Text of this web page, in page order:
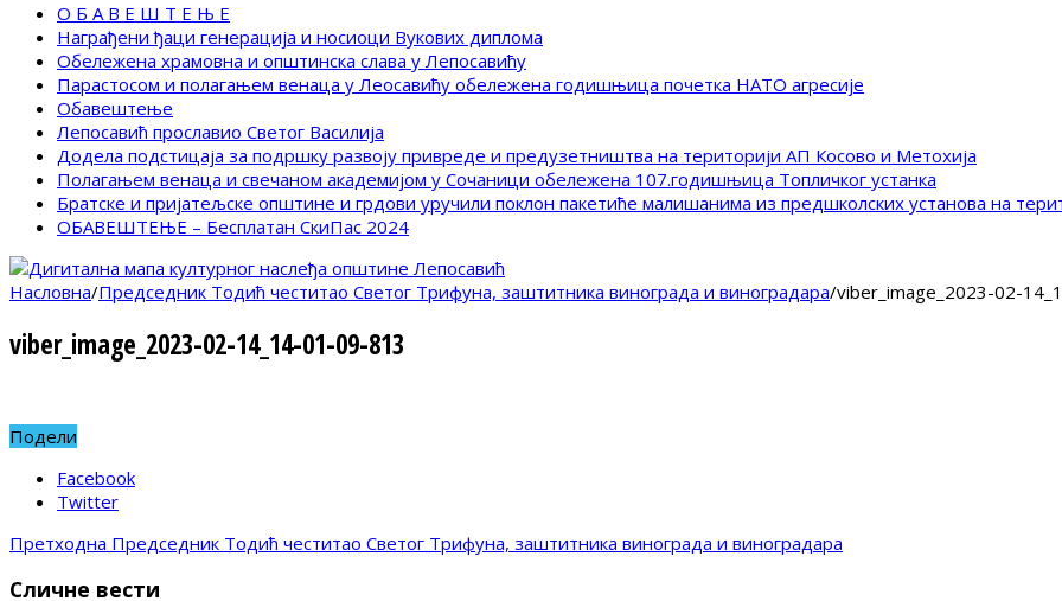
О Б А В Е Ш Т Е Њ Е
Награђени ђаци генерација и носиоци Вукових диплома
Обележена храмовна и општинска слава у Лепосавићу
Парастосом и полагањем венаца у Леосавићу обележена годишњица почетка НАТО агресије
Обавештење
Лепосавић прославио Светог Василија
Додела подстицаја за подршку развоју привреде и предузетништва на територији АП Косово и Метохија
Полагањем венаца и свечаном академијом у Сочаници обележена 107.годишњица Топличког устанка
Братске и пријатељске општине и грдови уручили поклон пакетиће малишанима из предшколских установа на
ОБАВЕШТЕЊЕ – Бесплатан СкиПас 2024
Насловна/Председник Тодић честитао Светог Трифуна, заштитника винограда и виноградара/viber_image_2023-02-
viber_image_2023-02-14_14-01-09-813
Подели
Facebook
Twitter
Претходна Председник Тодић честитао Светог Трифуна, заштитника винограда и виноградара
Сличне вести